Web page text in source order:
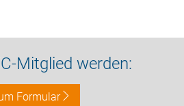
Mitglied werden:
Formular